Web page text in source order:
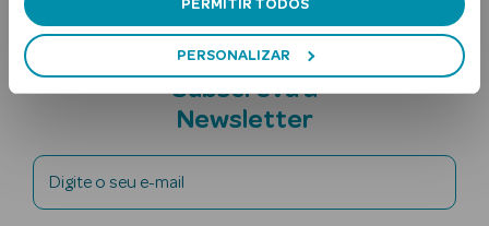
PERMITIR TODOS
PERSONALIZAR
Ver Tudo
Subscreva a
Newsletter
Digite o seu e-mail